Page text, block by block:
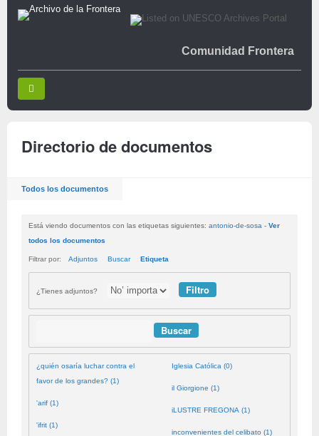
Comunidad Frontera
Directorio de documentos
Todos los documentos
Está viendo documentos con las etiquetas siguientes: antonio-de-sosa - Ver
todos los documentos
Filtrar por: Adjuntos Buscar Etiqueta
¿Tienes adjuntos?
¿quién osaría luchar contra el
favor de los grandes? (1)
'arif (1)
'ifrit (1)
Iglesia Católica (0)
il Giorgione (1)
iLUSTRE FREGONA (1)
inconvenientes del celibato (1)